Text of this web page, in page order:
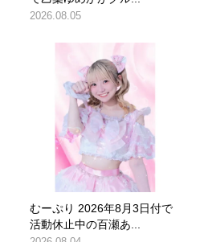
2026.08.05
むーぷり 2026年8月3日付で
活動休止中の百瀬あ...